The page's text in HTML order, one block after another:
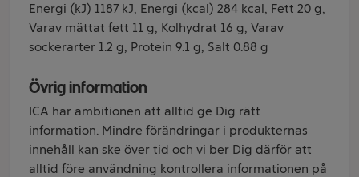
Energi (kJ) 1187 kJ, Energi (kcal) 284 kcal, Fett 20 g,
Varav mättat fett 11 g, Kolhydrat 16 g, Varav
sockerarter 1.2 g, Protein 9.1 g, Salt 0.88 g
Övrig information
ICA har ambitionen att alltid ge Dig rätt
information. Mindre förändringar i produkternas
innehåll kan ske över tid och vi ber Dig därför att
alltid före användning kontrollera informationen på